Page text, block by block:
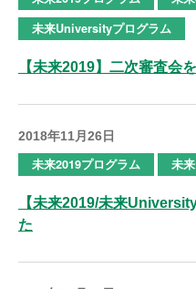
未来Universityプログラム
【未来2019】二次審査会
2018年11月26日
未来2019プログラム 未
【未来2019/未来
た